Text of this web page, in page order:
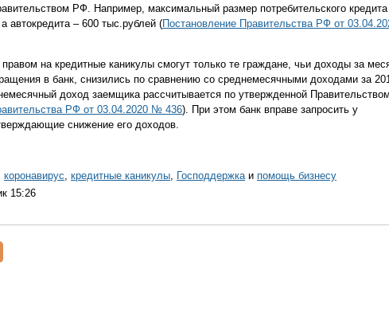
РФ. Например, максимальный размер потребительского кредита
автокредита – 600 тыс.рублей (Постановление Правительства РФ от
на кредитные каникулы смогут только те граждане, чьи доходы за
в банк, снизились по сравнению со среднемесячными доходами за
доход заемщика рассчитывается по утвержденной
РФ от 03.04.2020 № 436). При этом​ банк вправе запросить у
снижение его доходов.
коронавирус, кредитные каникулы, Господдержкаи помощь бизнесу
15:26